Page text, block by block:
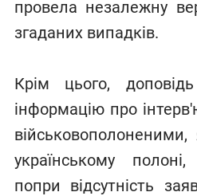
провела незалежну
згаданих випадків.
Крім цього,
інформацію про
українському
попри відсутність